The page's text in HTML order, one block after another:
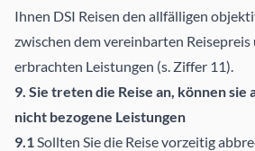
Ihnen DSI Reisen den allfälligen
zwischen dem vereinbarten Reisepreis
erbrachten Leistungen (s. Ziffer 11).
9. Sie treten die Reise an, können sie
nicht bezogene Leistungen
9.1Sollten Sie die Reise vorzeitig